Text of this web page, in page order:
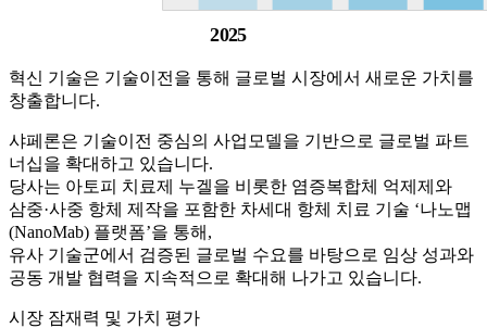
2025
혁신 기술은 기술이전을 통해 글로벌 시장에서 새로운 가치를
창출합니다.
샤페론은 기술이전 중심의 사업모델을 기반으로 글로벌 파트
너십을 확대하고 있습니다.
당사는 아토피 치료제 누겔을 비롯한 염증복합체 억제제와
삼중·사중 항체 제작을 포함한 차세대 항체 치료 기술 ‘나노맵
(NanoMab) 플랫폼’을 통해,
유사 기술군에서 검증된 글로벌 수요를 바탕으로 임상 성과와
공동 개발 협력을 지속적으로 확대해 나가고 있습니다.
시장 잠재력 및 가치 평가